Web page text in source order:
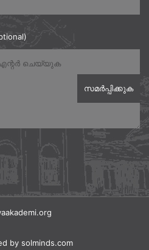
by solminds.com